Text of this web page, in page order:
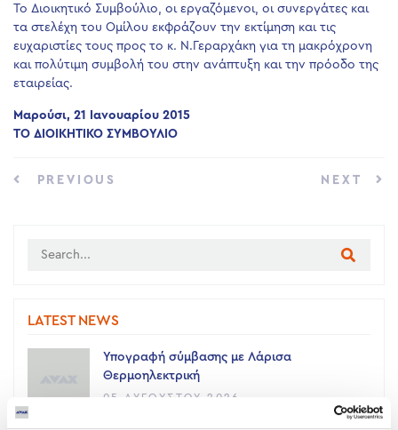
Το Διοικητικό Συμβούλιο, οι εργαζόμενοι, οι συνεργάτες και
τα στελέχη του Ομίλου εκφράζουν την εκτίμηση και τις
ευχαριστίες τους προς το κ. Ν.Γεραρχάκη για τη μακρόχρονη
και πολύτιμη συμβολή του στην ανάπτυξη και την πρόοδο της
εταιρείας.
Μαρούσι, 21 Ιανουαρίου 2015
ΤΟ ΔΙΟΙΚΗΤΙΚΟ ΣΥΜΒΟΥΛΙΟ
PREVIOUS NEXT
LATEST NEWS
Υπογραφή σύμβασης με Λάρισα
Θερμοηλεκτρική
05 ΑΥΓΟΎΣΤΟΥ 2026